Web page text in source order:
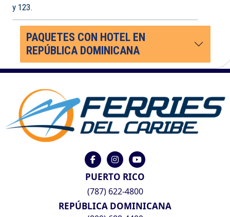
y 123.
PAQUETES CON HOTEL EN
REPÚBLICA DOMINICANA
PUERTO RICO
(787) 622-4800
REPÚBLICA DOMINICANA